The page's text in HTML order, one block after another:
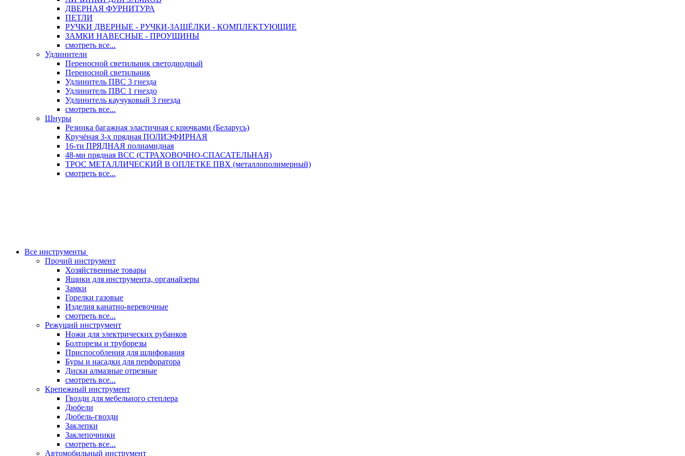
ДВЕРНАЯ ФУРНИТУРА
ПЕТЛИ
РУЧКИ ДВЕРНЫЕ - РУЧКИ-ЗАЩЁЛКИ - КОМПЛЕКТУЮЩИЕ
ЗАМКИ НАВЕСНЫЕ - ПРОУШИНЫ
смотреть все...
Удлинители
Переносной светильник светодиодный
Переносной светильник
Удлинитель ПВС 3 гнезда
Удлинитель ПВС 1 гнездо
Удлинитель каучуковый 3 гнезда
смотреть все...
Шнуры
Резинка багажная эластичная с крючками (Беларусь)
Кручёная 3-х прядная ПОЛИЭФИРНАЯ
16-ти ПРЯДНАЯ полиамидная
48-ми прядная ВСС (СТРАХОВОЧНО-СПАСАТЕЛЬНАЯ)
ТРОС МЕТАЛЛИЧЕСКИЙ В ОПЛЕТКЕ ПВХ (металлополимерный)
смотреть все...
Все инструменты
Прочий инструмент
Хозяйственные товары
Ящики для инструмента, органайзеры
Замки
Горелки газовые
Изделия канатно-веревочные
смотреть все...
Режущий инструмент
Ножи для электрических рубанков
Болторезы и труборезы
Приспособления для шлифования
Буры и насадки для перфоратора
Диски алмазные отрезные
смотреть все...
Крепежный инструмент
Гвозди для мебельного степлера
Дюбели
Дюбель-гвозди
Заклепки
Заклепочники
смотреть все...
Автомобильный инструмент